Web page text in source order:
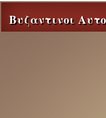
Βυζαντινοι